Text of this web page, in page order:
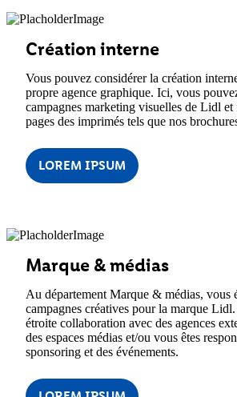
Création interne
Vous pouvez considérer la création
propre agence graphique. Ici, vous
campagnes marketing visuelles de Lidl et
pages des imprimés tels que nos
LOREM IPSUM
Marque & médias
Au département Marque & médias, vous
campagnes créatives pour la marque
étroite collaboration avec des agences
des espaces médias et/ou vous êtes
sponsoring et des événements.